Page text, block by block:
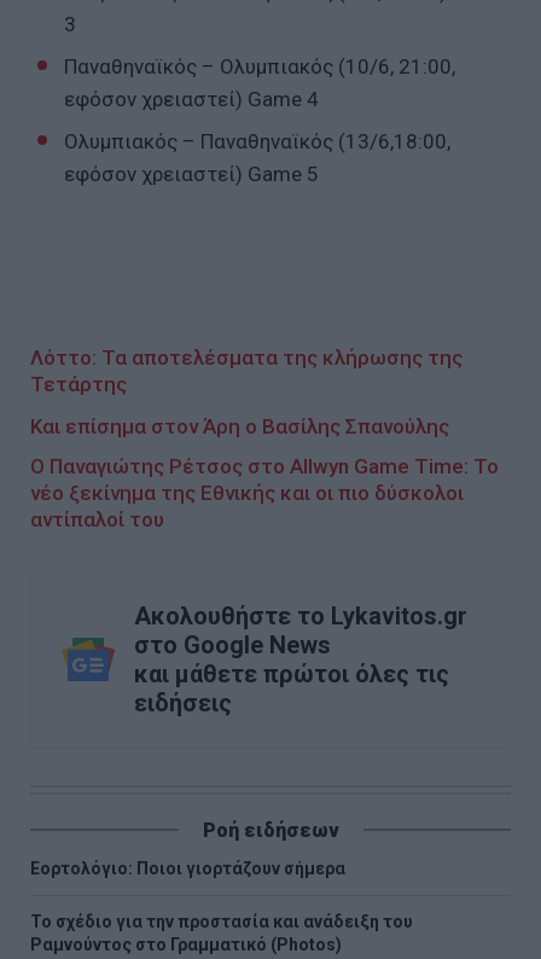
3
Παναθηναϊκός – Ολυμπιακός (10/6, 21:00,
εφόσον χρειαστεί) Game 4
Ολυμπιακός – Παναθηναϊκός (13/6,18:00,
εφόσον χρειαστεί) Game 5
Λόττο: Τα αποτελέσματα της κλήρωσης της
Τετάρτης
Και επίσημα στον Άρη ο Βασίλης Σπανούλης
Ο Παναγιώτης Ρέτσος στο Allwyn Game Time: Το
νέο ξεκίνημα της Εθνικής και οι πιο δύσκολοι
αντίπαλοί του
Ακολουθήστε το Lykavitos.gr
στο Google News
και μάθετε πρώτοι όλες τις
ειδήσεις
Ροή ειδήσεων
Εορτολόγιο: Ποιοι γιορτάζουν σήμερα
Το σχέδιο για την προστασία και ανάδειξη του
Ραμνούντος στο Γραμματικό (Photos)